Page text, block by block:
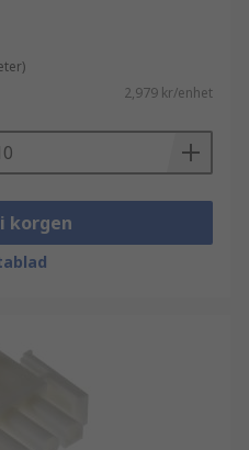
2,979 kr/enhet
korgen